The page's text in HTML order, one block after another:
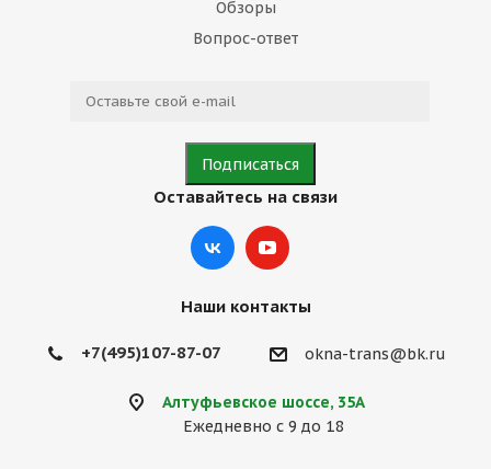
Обзоры
Вопрос-ответ
Оставайтесь на связи
Наши контакты
+7(495)107-87-07 okna-trans@bk.ru
Алтуфьевское шоссе, 35А
Ежедневно с 9 до 18